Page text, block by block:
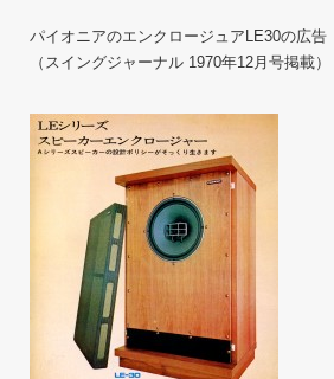
パイオニアのエンクロージュアLE30の広告
（スイングジャーナル 1970年12月号掲載）